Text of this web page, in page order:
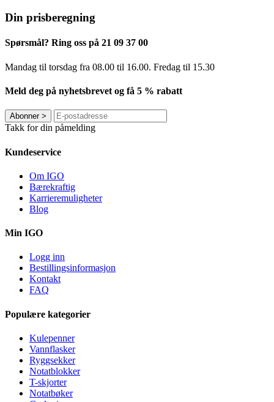
Din prisberegning
Spørsmål? Ring oss på 21 09 37 00
Mandag til torsdag ​​fra 08.00 til 16.00. Fredag til 15.30
Meld deg på nyhetsbrevet og få 5 % rabatt
Abonner>
Takk for din påmelding
Kundeservice
Om IGO
Bærekraftig
Karrieremuligheter
Blog
Min IGO
Logg inn
Bestillingsinformasjon
Kontakt
FAQ
Populære kategorier
Kulepenner
Vannflasker
Ryggsekker
Notatblokker
T-skjorter
Notatbøker